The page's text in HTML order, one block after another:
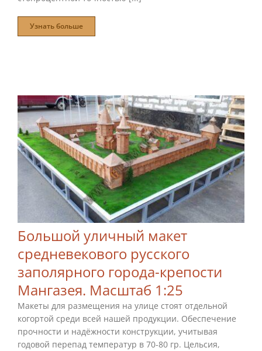
Узнать больше
Большой уличный макет средневекового
русского заполярного города-крепости
Мангазея. Масштаб 1:25
Большой уличный макет
средневекового русского
заполярного города-крепости
Мангазея. Масштаб 1:25
Макеты для размещения на улице стоят отдельной
когортой среди всей нашей продукции. Обеспечение
прочности и надёжности конструкции, учитывая
годовой перепад температур в 70-80 гр. Цельсия,